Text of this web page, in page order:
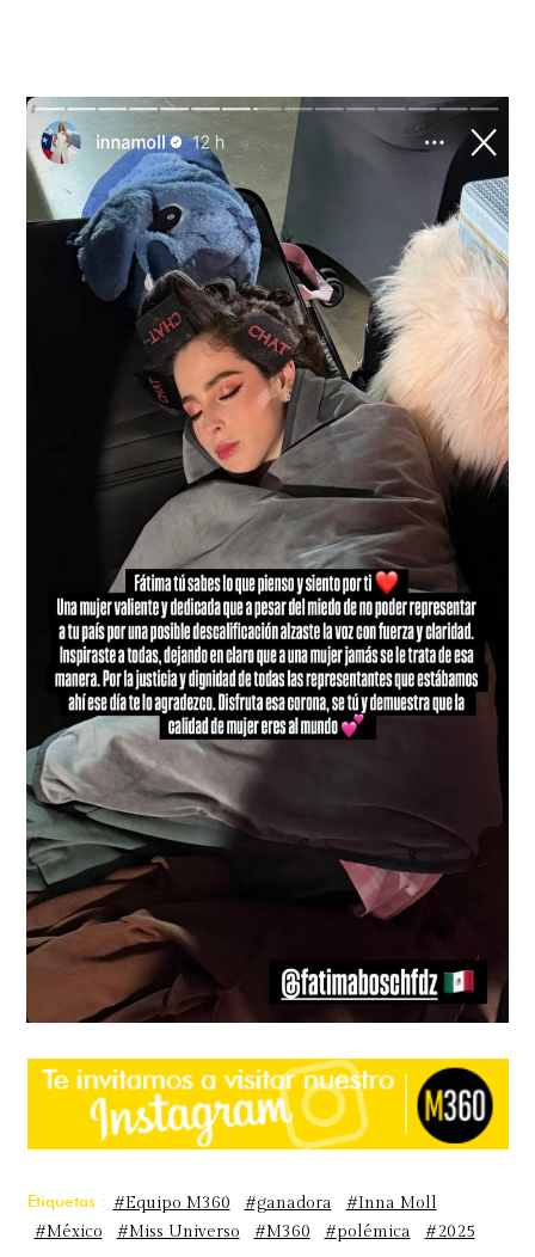
Etiquetas : #Equipo M360 #ganadora
#Inna Moll
#México
#Miss Universo #M360 #polémica #2025